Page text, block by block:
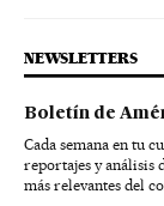
NEWSLETTERS
Boletín de
Cada semana en tu
reportajes y análisis
más relevantes del